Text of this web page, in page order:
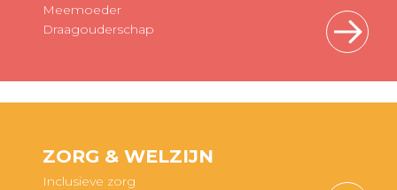
Meemoeder
Draagouderschap
ZORG & WELZIJN
Inclusieve zorg